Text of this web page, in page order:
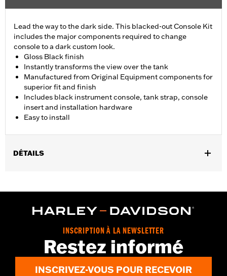
Lead the way to the dark side. This blacked-out Console Kit
includes the major components required to change
console to a dark custom look.
Gloss Black finish
Instantly transforms the view over the tank
Manufactured from Original Equipment components for
superior fit and finish
Includes black instrument console, tank strap, console
insert and installation hardware
Easy to install
DÉTAILS
Sold In Units:Each
and installation hardware
WARRANTY:1 year limited warranty – Go towww.h-
d.com/warrantyfor full details
INSCRIPTION À LA NEWSLETTER
Restez informé
INSCRIVEZ-VOUS POUR RECEVOIR